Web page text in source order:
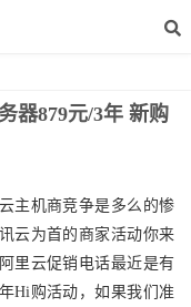
器879元/3年 新购
主机商竞争是多么的惨
云为首的商家活动你来
里云促销电话最近是有
Hi购活动，如果我们准